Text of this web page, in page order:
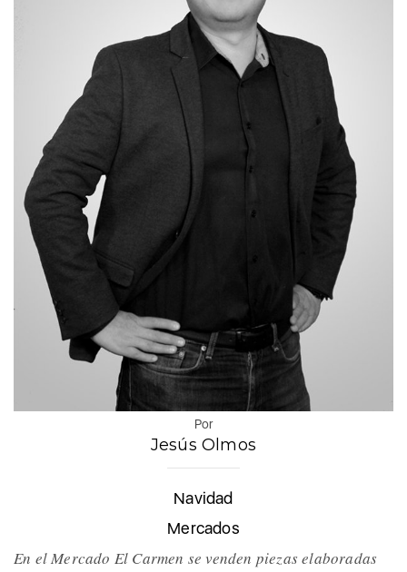
Por
Jesús Olmos
Navidad
Mercados
En el Mercado El Carmen se venden piezas elaboradas